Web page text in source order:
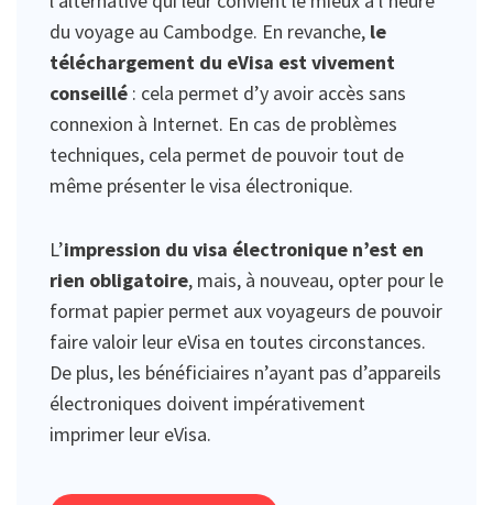
du voyage au Cambodge. En revanche, le
téléchargement du eVisa est vivement
conseillé : cela permet d’y avoir accès sans
connexion à Internet. En cas de problèmes
techniques, cela permet de pouvoir tout de
même présenter le visa électronique.
L’impression du visa électronique n’est en
rien obligatoire, mais, à nouveau, opter pour le
format papier permet aux voyageurs de pouvoir
faire valoir leur eVisa en toutes circonstances.
De plus, les bénéficiaires n’ayant pas d’appareils
électroniques doivent impérativement
imprimer leur eVisa.